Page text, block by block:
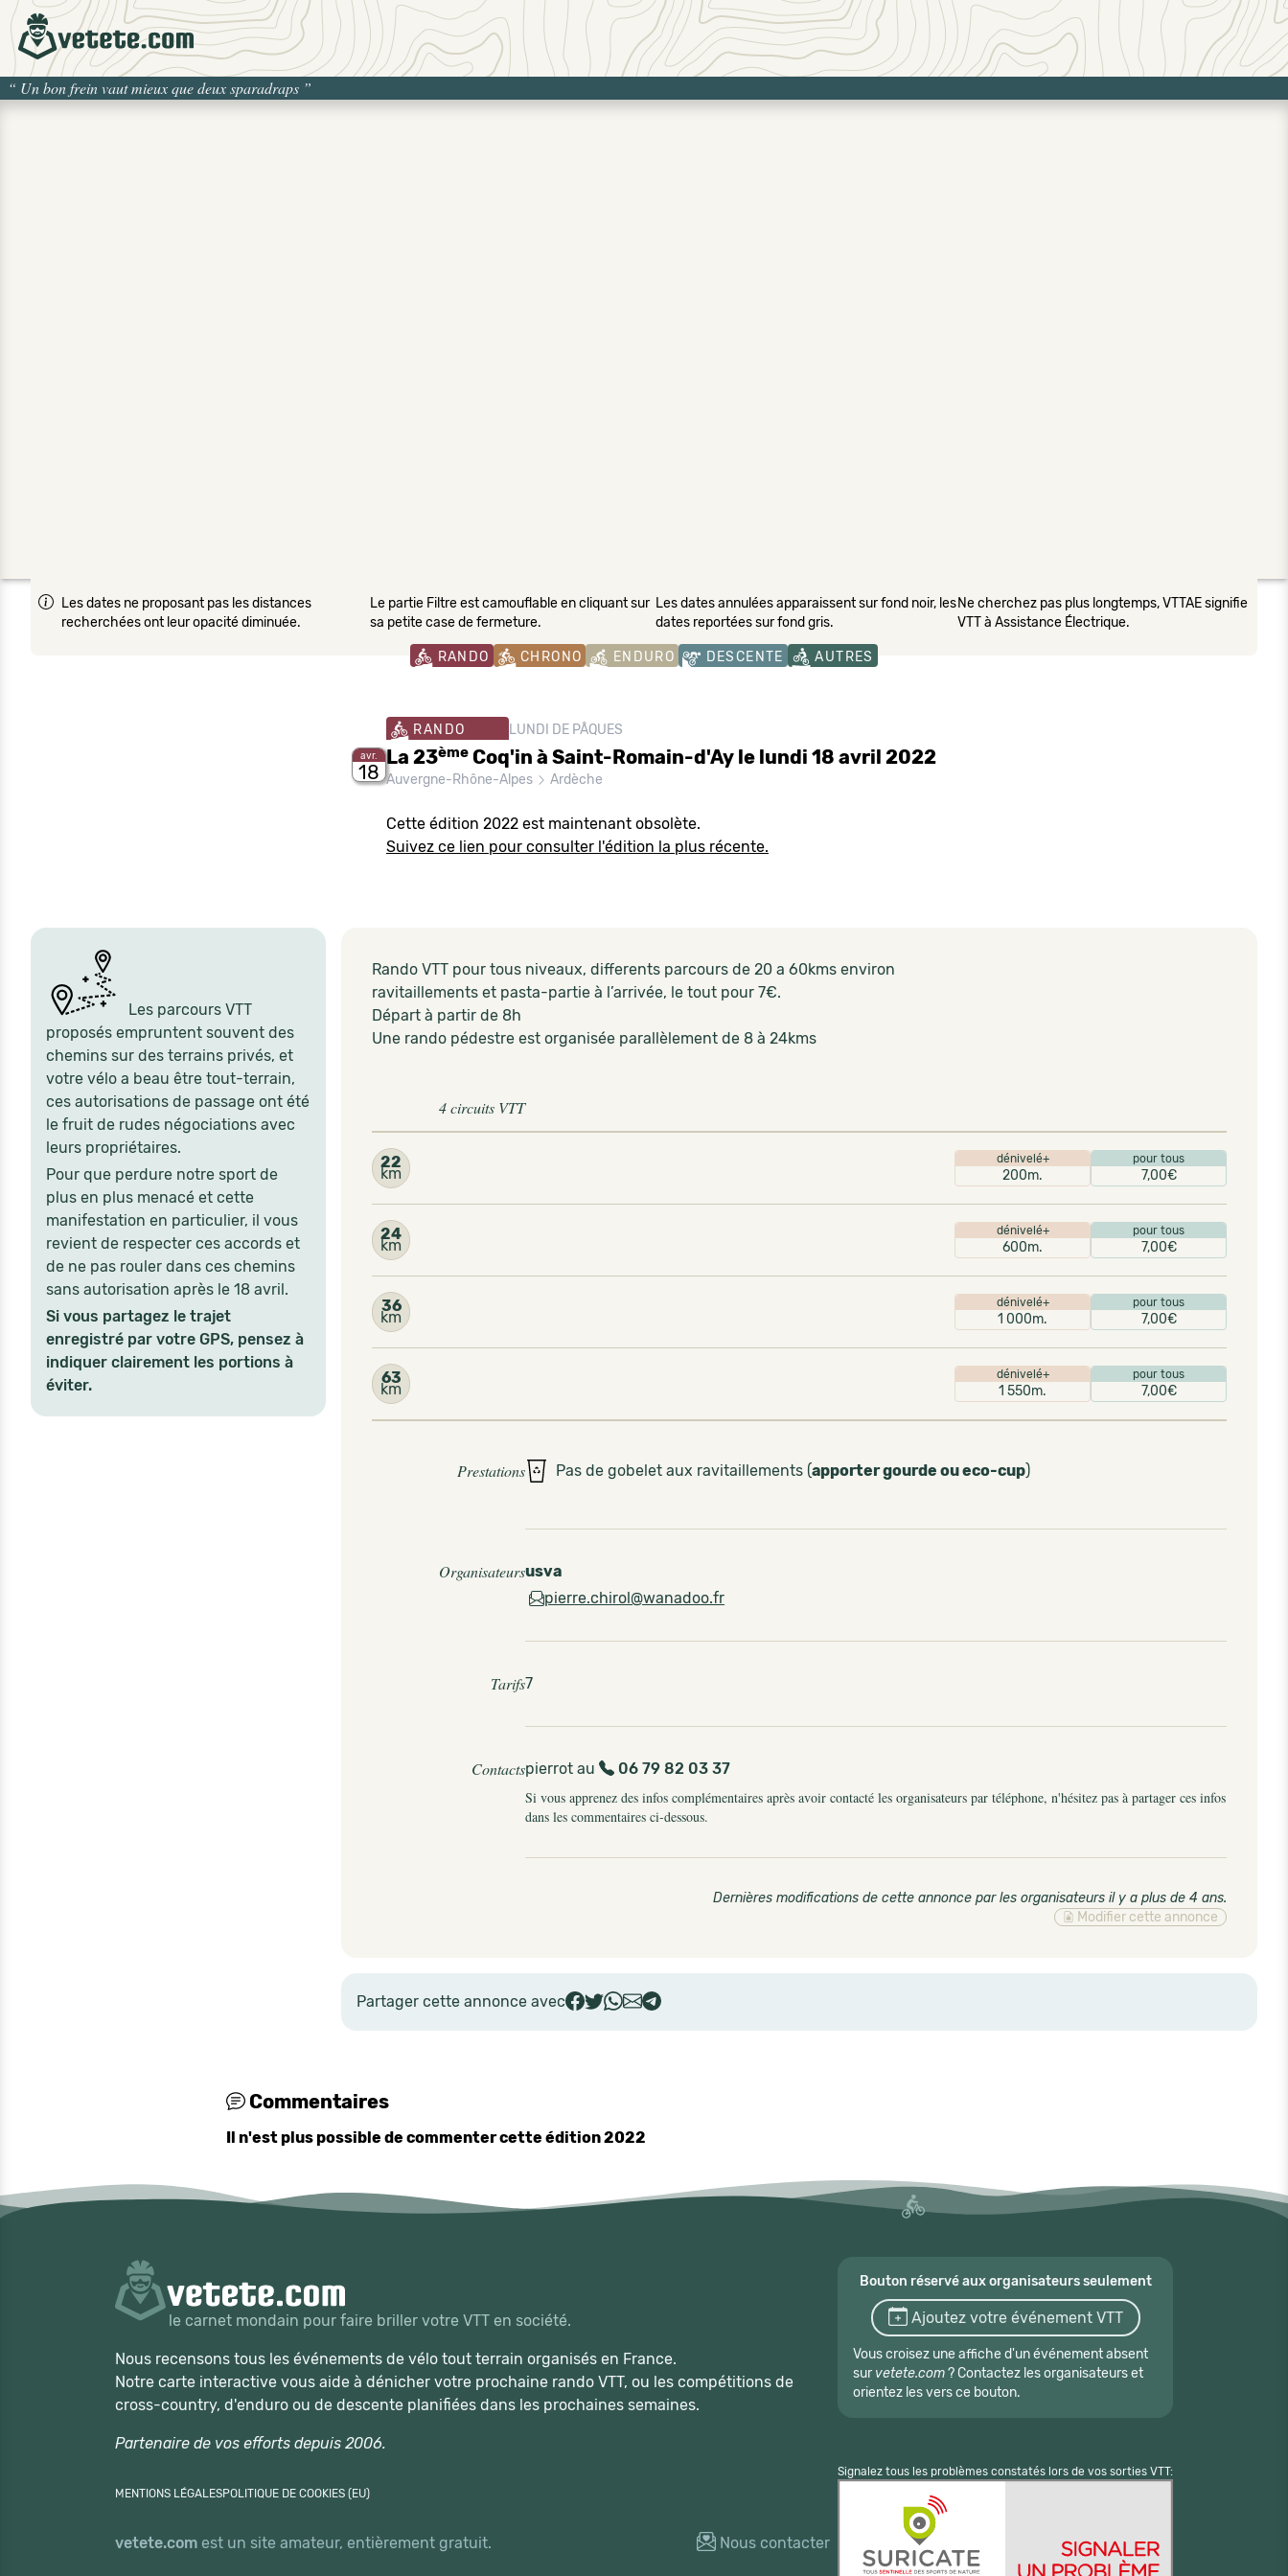
“ Un bon frein vaut mieux que deux sparadraps ”
Les dates ne proposant pas les distances
recherchées ont leur opacité diminuée.
Le partie Filtre est camouflable en cliquant sur
sa petite case de fermeture.
Les dates annulées apparaissent sur fond noir, les
dates reportées sur fond gris.
Ne cherchez pas plus longtemps, VTTAE signifie
VTT à Assistance Électrique.
RANDO CHRONO ENDURO DESCENTE AUTRES
avr.
18
RANDO LUNDI DE PÂQUES
La 23ème Coq'in à Saint-Romain-d'Ay le lundi 18 avril 2022
Auvergne-Rhône-Alpes Ardèche
Cette édition 2022 est maintenant obsolète.
Suivez ce lien pour consulter l'édition la plus récente.
Les parcours VTT
proposés empruntent souvent des
chemins sur des terrains privés, et
votre vélo a beau être tout-terrain,
ces autorisations de passage ont été
le fruit de rudes négociations avec
leurs propriétaires.
Pour que perdure notre sport de
plus en plus menacé et cette
manifestation en particulier, il vous
revient de respecter ces accords et
de ne pas rouler dans ces chemins
sans autorisation après le 18 avril.
Si vous partagez le trajet
enregistré par votre GPS, pensez à
indiquer clairement les portions à
éviter.
Rando VTT pour tous niveaux, differents parcours de 20 a 60kms environ
ravitaillements et pasta-partie à l’arrivée, le tout pour 7€.
Départ à partir de 8h
Une rando pédestre est organisée parallèlement de 8 à 24kms
4 circuits VTT
22
km
dénivelé+
200m.
pour tous
7,00€
24
km
dénivelé+
600m.
pour tous
7,00€
36
km
dénivelé+
1 000m.
pour tous
7,00€
63
km
dénivelé+
1 550m.
pour tous
7,00€
Prestations Pas de gobelet aux ravitaillements (apporter gourde ou eco-cup)
Organisateursusva
pierre.chirol@wanadoo.fr
Tarifs7
Contactspierrot au
06 79 82 03 37
Si vous apprenez des infos complémentaires après avoir contacté les organisateurs par téléphone, n'hésitez pas à partager ces infos
dans les commentaires ci-dessous.
Dernières modifications de cette annonce par les organisateurs il y a plus de 4 ans.
Modifier cette annonce
Partager cette annonce avec
Commentaires
Il n'est plus possible de commenter cette édition 2022
le carnet mondain pour faire briller votre VTT en société.
Nous recensons tous les événements de vélo tout terrain organisés en France.
Notre carte interactive vous aide à dénicher votre prochaine rando VTT, ou les compétitions de
cross-country, d'enduro ou de descente planifiées dans les prochaines semaines.
Partenaire de vos efforts depuis 2006.
MENTIONS LÉGALESPOLITIQUE DE COOKIES (EU)
vetete.com est un site amateur, entièrement gratuit. Nous contacter
Bouton réservé aux organisateurs seulement
Ajoutez votre événement VTT
Vous croisez une affiche d'un événement absent
sur vetete.com? Contactez les organisateurs et
orientez les vers ce bouton.
Signalez tous les problèmes constatés lors de vos sorties VTT: